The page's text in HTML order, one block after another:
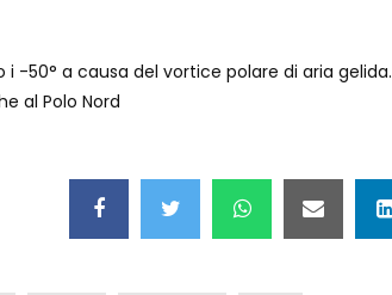
-50° a causa del vortice polare di aria gelida.
al Polo Nord